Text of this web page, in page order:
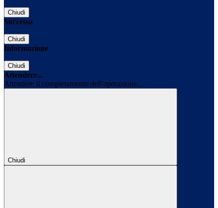
Chiudi
Successo
Chiudi
Informazione
Chiudi
Attendere...
Attendere il completamento dell'operazione...
Chiudi